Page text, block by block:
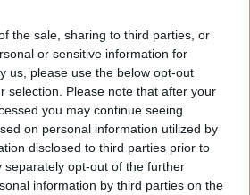
the sale, sharing to third parties, or
or sensitive information for
us, please use the below opt-out
selection. Please note that after your
you may continue seeing
on personal information utilized by
disclosed to third parties prior to
separately opt-out of the further
information by third parties on the
hogy milyen
|
A
az ember
Greendex